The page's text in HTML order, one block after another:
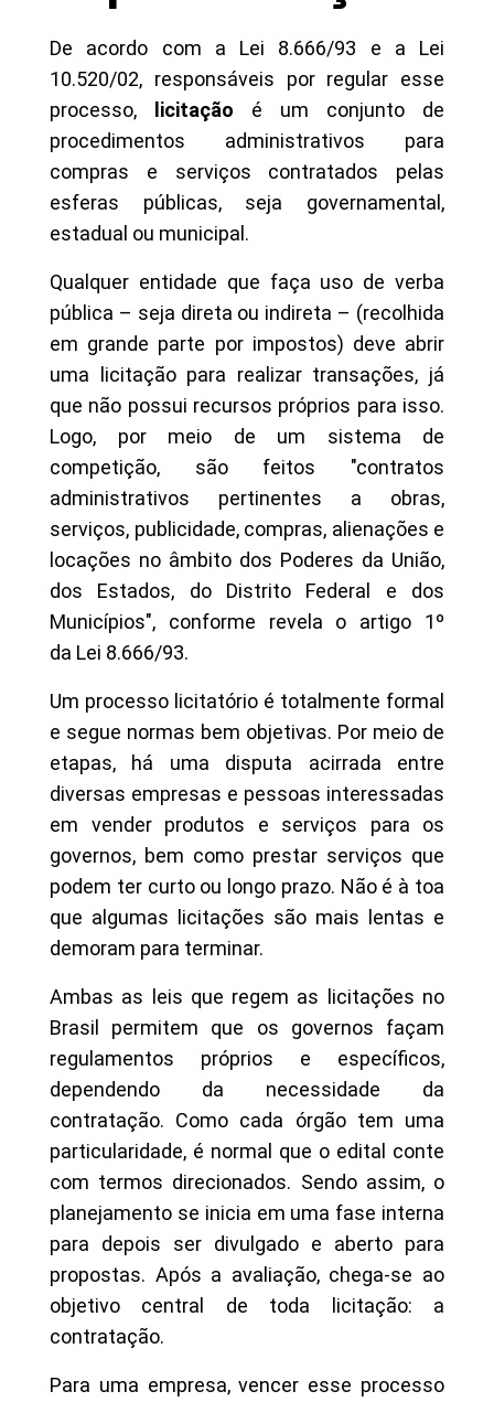
De acordo com a Lei 8.666/93 e a Lei
10.520/02, responsáveis por regular esse
processo,
licitação é um conjunto de
procedimentos administrativos para
compras e serviços contratados pelas
esferas públicas, seja governamental,
estadual ou municipal.
Qualquer entidade que faça uso de verba
pública – seja direta ou indireta – (recolhida
em grande parte por impostos) deve abrir
uma licitação para realizar transações, já
que não possui recursos próprios para isso.
Logo, por meio de um sistema de
competição, são feitos "contratos
administrativos pertinentes a obras,
serviços, publicidade, compras, alienações e
locações no âmbito dos Poderes da União,
dos Estados, do Distrito Federal e dos
Municípios", conforme revela o artigo 1º
da Lei 8.666/93.
Um processo licitatório é totalmente formal
e segue normas bem objetivas. Por meio de
etapas, há uma disputa acirrada entre
diversas empresas e pessoas interessadas
em vender produtos e serviços para os
governos, bem como prestar serviços que
podem ter curto ou longo prazo. Não é à toa
que algumas licitações são mais lentas e
demoram para terminar.
Ambas as leis que regem as licitações no
Brasil permitem que os governos façam
regulamentos próprios e específicos,
dependendo da necessidade da
contratação. Como cada órgão tem uma
particularidade, é normal que o edital conte
com termos direcionados. Sendo assim, o
planejamento se inicia em uma fase interna
para depois ser divulgado e aberto para
propostas. Após a avaliação, chega-se ao
objetivo central de toda licitação: a
contratação.
Para uma empresa, vencer esse processo